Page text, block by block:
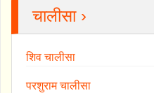
चालीसा ›
शिव चालीसा
परशुराम चालीसा